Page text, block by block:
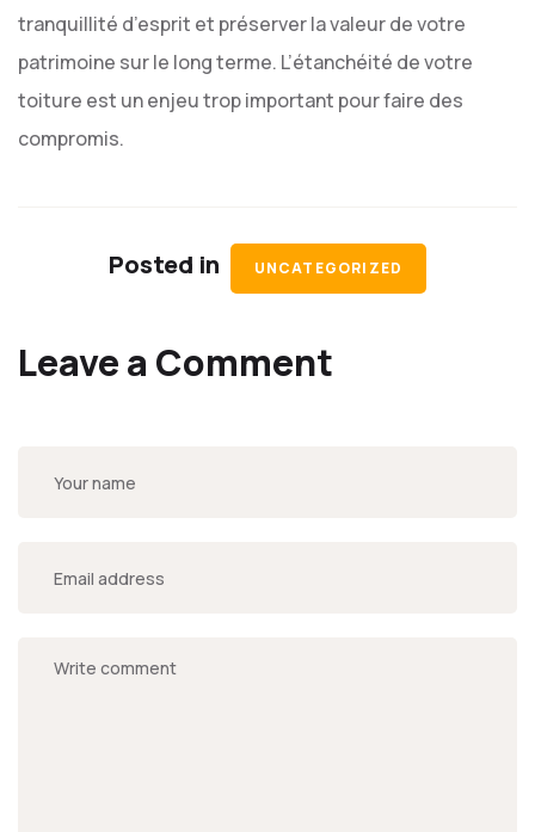
tranquillité d’esprit et préserver la valeur de votre
patrimoine sur le long terme. L’étanchéité de votre
toiture est un enjeu trop important pour faire des
compromis.
Posted in UNCATEGORIZED
Leave a Comment